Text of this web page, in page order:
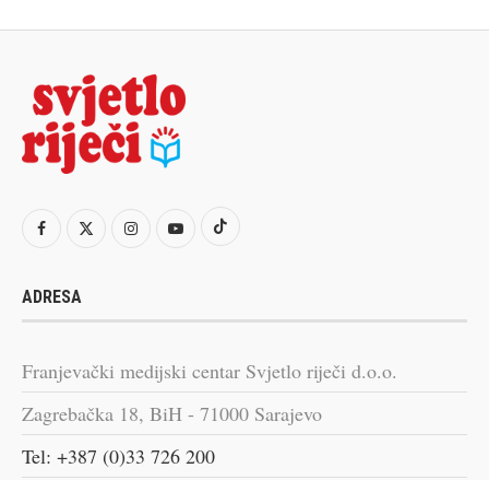
ADRESA
Franjevački medijski centar Svjetlo riječi d.o.o.
Zagrebačka 18, BiH - 71000 Sarajevo
Tel: +387 (0)33 726 200